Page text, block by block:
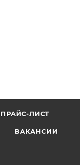
ПРАЙС-ЛИСТ
ВАКАНСИИ